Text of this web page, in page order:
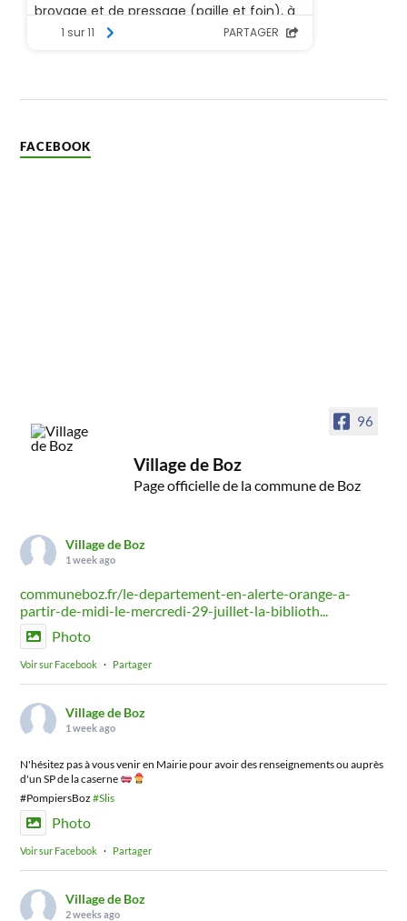
FACEBOOK
96
Village de Boz
Page officielle de la commune de Boz
Village de Boz
1 week ago
communeboz.fr/le-departement-en-alerte-orange-a-
partir-de-midi-le-mercredi-29-juillet-la-biblioth...
Photo
Voir sur Facebook · Partager
Village de Boz
1 week ago
N'hésitez pas à vous venir en Mairie pour avoir des renseignements ou auprès
d'un SP de la caserne
#PompiersBoz#Slis
Photo
Voir sur Facebook · Partager
Village de Boz
2 weeks ago